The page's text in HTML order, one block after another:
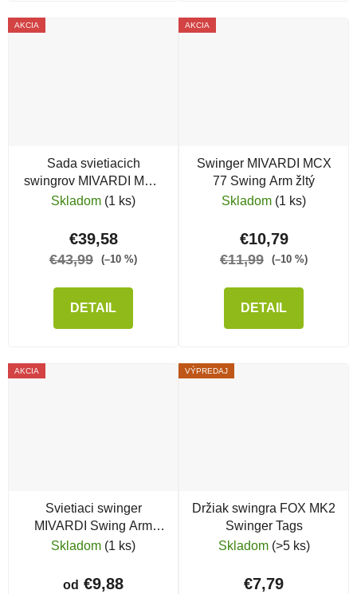
AKCIA
Sada svietiacich
swingrov MIVARDI MCX
77 RGB
Skladom (1 ks)
€39,58
€43,99 (–10 %)
DETAIL
AKCIA
Swinger MIVARDI MCX
77 Swing Arm žltý
Skladom (1 ks)
€10,79
€11,99 (–10 %)
DETAIL
AKCIA
Svietiaci swinger
MIVARDI Swing Arm
MCX 66
Skladom (1 ks)
od €9,88
VÝPREDAJ
Držiak swingra FOX MK2
Swinger Tags
Skladom (>5 ks)
€7,79